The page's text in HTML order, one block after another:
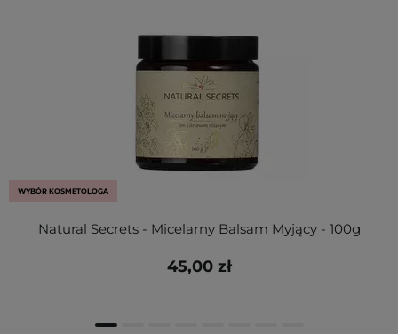
WYBÓR KOSMETOLOGA
Natural Secrets - Micelarny Balsam Myjący - 100g
45,00 zł